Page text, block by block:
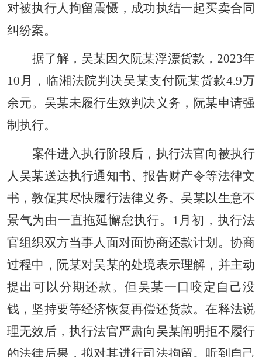
对被执行人拘留震慑，成功执结一起买卖合同
纠纷案。
据了解，吴某因欠阮某浮漂货款，2023年
10月，临湘法院判决吴某支付阮某货款4.9万
余元。吴某未履行生效判决义务，阮某申请强
制执行。
案件进入执行阶段后，执行法官向被执行
人吴某送达执行通知书、报告财产令等法律文
书，敦促其尽快履行法律义务。吴某以生意不
景气为由一直拖延懈怠执行。1月初，执行法
官组织双方当事人面对面协商还款计划。协商
过程中，阮某对吴某的处境表示理解，并主动
提出可以分期还款。但吴某一口咬定自己没
钱，坚持要等经济恢复再偿还货款。在释法说
理无效后，执行法官严肃向吴某阐明拒不履行
的法律后果，拟对其进行司法拘留。听到自己